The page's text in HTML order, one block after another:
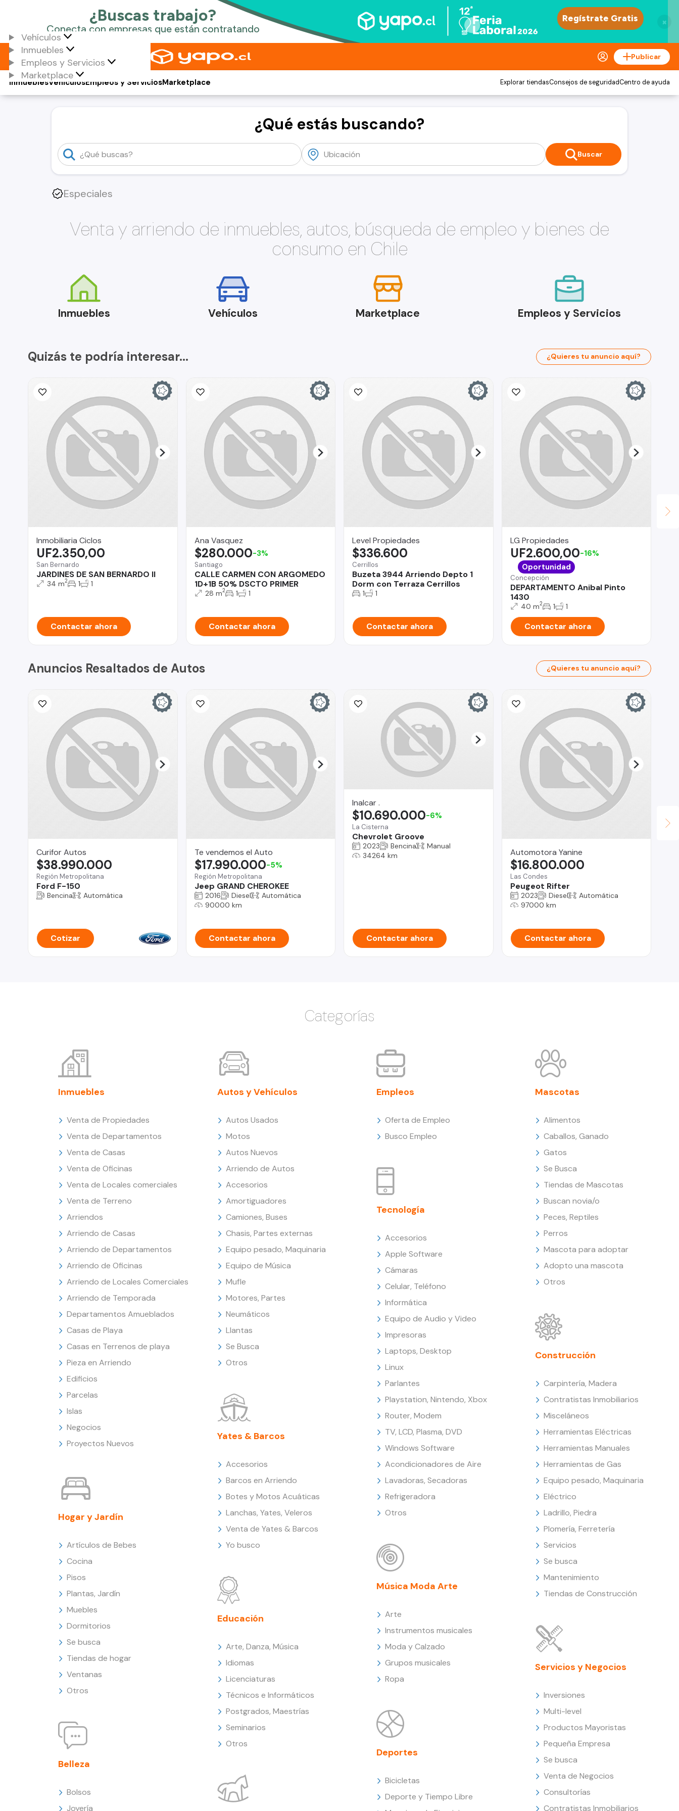
×
Vehículos
Inmuebles
Empleos y Servicios
Marketplace
Publicar
Vehículos
Inmuebles Empleos y ServiciosMarketplace Explorar tiendasConsejos de seguridadCentro de ayuda
¿Qué estás buscando?
Buscar
Especiales
Venta y arriendo de inmuebles, autos, búsqueda de empleo y bienes de
consumo en Chile
Inmuebles Vehículos Marketplace Empleos y Servicios
Quizás te podría interesar... ¿Quieres tu anuncio aquí?
Inmobiliaria Ciclos
San Bernardo
JARDINES DE SAN BERNARDO II
UF2.350,00
34 m2 1 1
Contactar ahora
Ana Vasquez
Santiago
CALLE CARMEN CON ARGOMEDO
1D+1B 50% DSCTO PRIMER
$280.000-3%
28 m2 1 1
Contactar ahora
Level Propiedades
Cerrillos
Buzeta 3944 Arriendo Depto 1
Dorm con Terraza Cerrillos
$336.600
1 1
Contactar ahora
LG Propiedades
Concepción
DEPARTAMENTO Anibal Pinto
1430
UF2.600,00-16%
Oportunidad
40 m2 1 1
Contactar ahora
Anuncios Resaltados de Autos ¿Quieres tu anuncio aquí?
Curifor Autos
Región Metropolitana
Ford F-150
$38.990.000
Bencina Automática
Cotizar
Te vendemos el Auto
Región Metropolitana
Jeep GRAND CHEROKEE
$17.990.000-5%
2016 Diesel
Automática
90000 km
Contactar ahora
Inalcar .
La Cisterna
Chevrolet Groove
$10.690.000-6%
2023 Bencina
Manual
34264 km
Contactar ahora
Automotora Yanine
Las Condes
Peugeot Rifter
$16.800.000
2023 Diesel
Automática
97000 km
Contactar ahora
Categorías
Inmuebles
Venta de Propiedades
Venta de Departamentos
Venta de Casas
Venta de Oficinas
Venta de Locales comerciales
Venta de Terreno
Arriendos
Arriendo de Casas
Arriendo de Departamentos
Arriendo de Oficinas
Arriendo de Locales Comerciales
Arriendo de Temporada
Departamentos Amueblados
Casas de Playa
Casas en Terrenos de playa
Pieza en Arriendo
Edificios
Parcelas
Islas
Negocios
Proyectos Nuevos
Hogar y Jardín
Artículos de Bebes
Cocina
Pisos
Plantas, Jardín
Muebles
Dormitorios
Se busca
Tiendas de hogar
Ventanas
Otros
Belleza
Bolsos
Joyería
Autos y Vehículos
Autos Usados
Motos
Autos Nuevos
Arriendo de Autos
Accesorios
Amortiguadores
Camiones, Buses
Chasis, Partes externas
Equipo pesado, Maquinaria
Equipo de Música
Mufle
Motores, Partes
Neumáticos
Llantas
Se Busca
Otros
Yates & Barcos
Accesorios
Barcos en Arriendo
Botes y Motos Acuáticas
Lanchas, Yates, Veleros
Venta de Yates & Barcos
Yo busco
Educación
Arte, Danza, Música
Idiomas
Licenciaturas
Técnicos e Informáticos
Postgrados, Maestrías
Seminarios
Otros
Empleos
Oferta de Empleo
Busco Empleo
Tecnología
Accesorios
Apple Software
Cámaras
Celular, Teléfono
Informática
Equipo de Audio y Video
Impresoras
Laptops, Desktop
Linux
Parlantes
Playstation, Nintendo, Xbox
Router, Modem
TV, LCD, Plasma, DVD
Windows Software
Acondicionadores de Aire
Lavadoras, Secadoras
Refrigeradora
Otros
Música Moda Arte
Arte
Instrumentos musicales
Moda y Calzado
Grupos musicales
Ropa
Deportes
Bicicletas
Deporte y Tiempo Libre
Mascotas
Alimentos
Caballos, Ganado
Gatos
Se Busca
Tiendas de Mascotas
Buscan novia/o
Peces, Reptiles
Perros
Mascota para adoptar
Adopto una mascota
Otros
Construcción
Carpintería, Madera
Contratistas Inmobiliarios
Misceláneos
Herramientas Eléctricas
Herramientas Manuales
Herramientas de Gas
Equipo pesado, Maquinaria
Eléctrico
Ladrillo, Piedra
Plomería, Ferretería
Servicios
Se busca
Mantenimiento
Tiendas de Construcción
Servicios y Negocios
Inversiones
Multi-level
Productos Mayoristas
Pequeña Empresa
Se busca
Venta de Negocios
Consultorías
Contratistas Inmobiliarios